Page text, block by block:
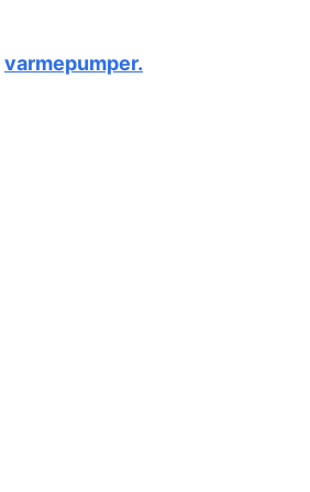
varmepumper.